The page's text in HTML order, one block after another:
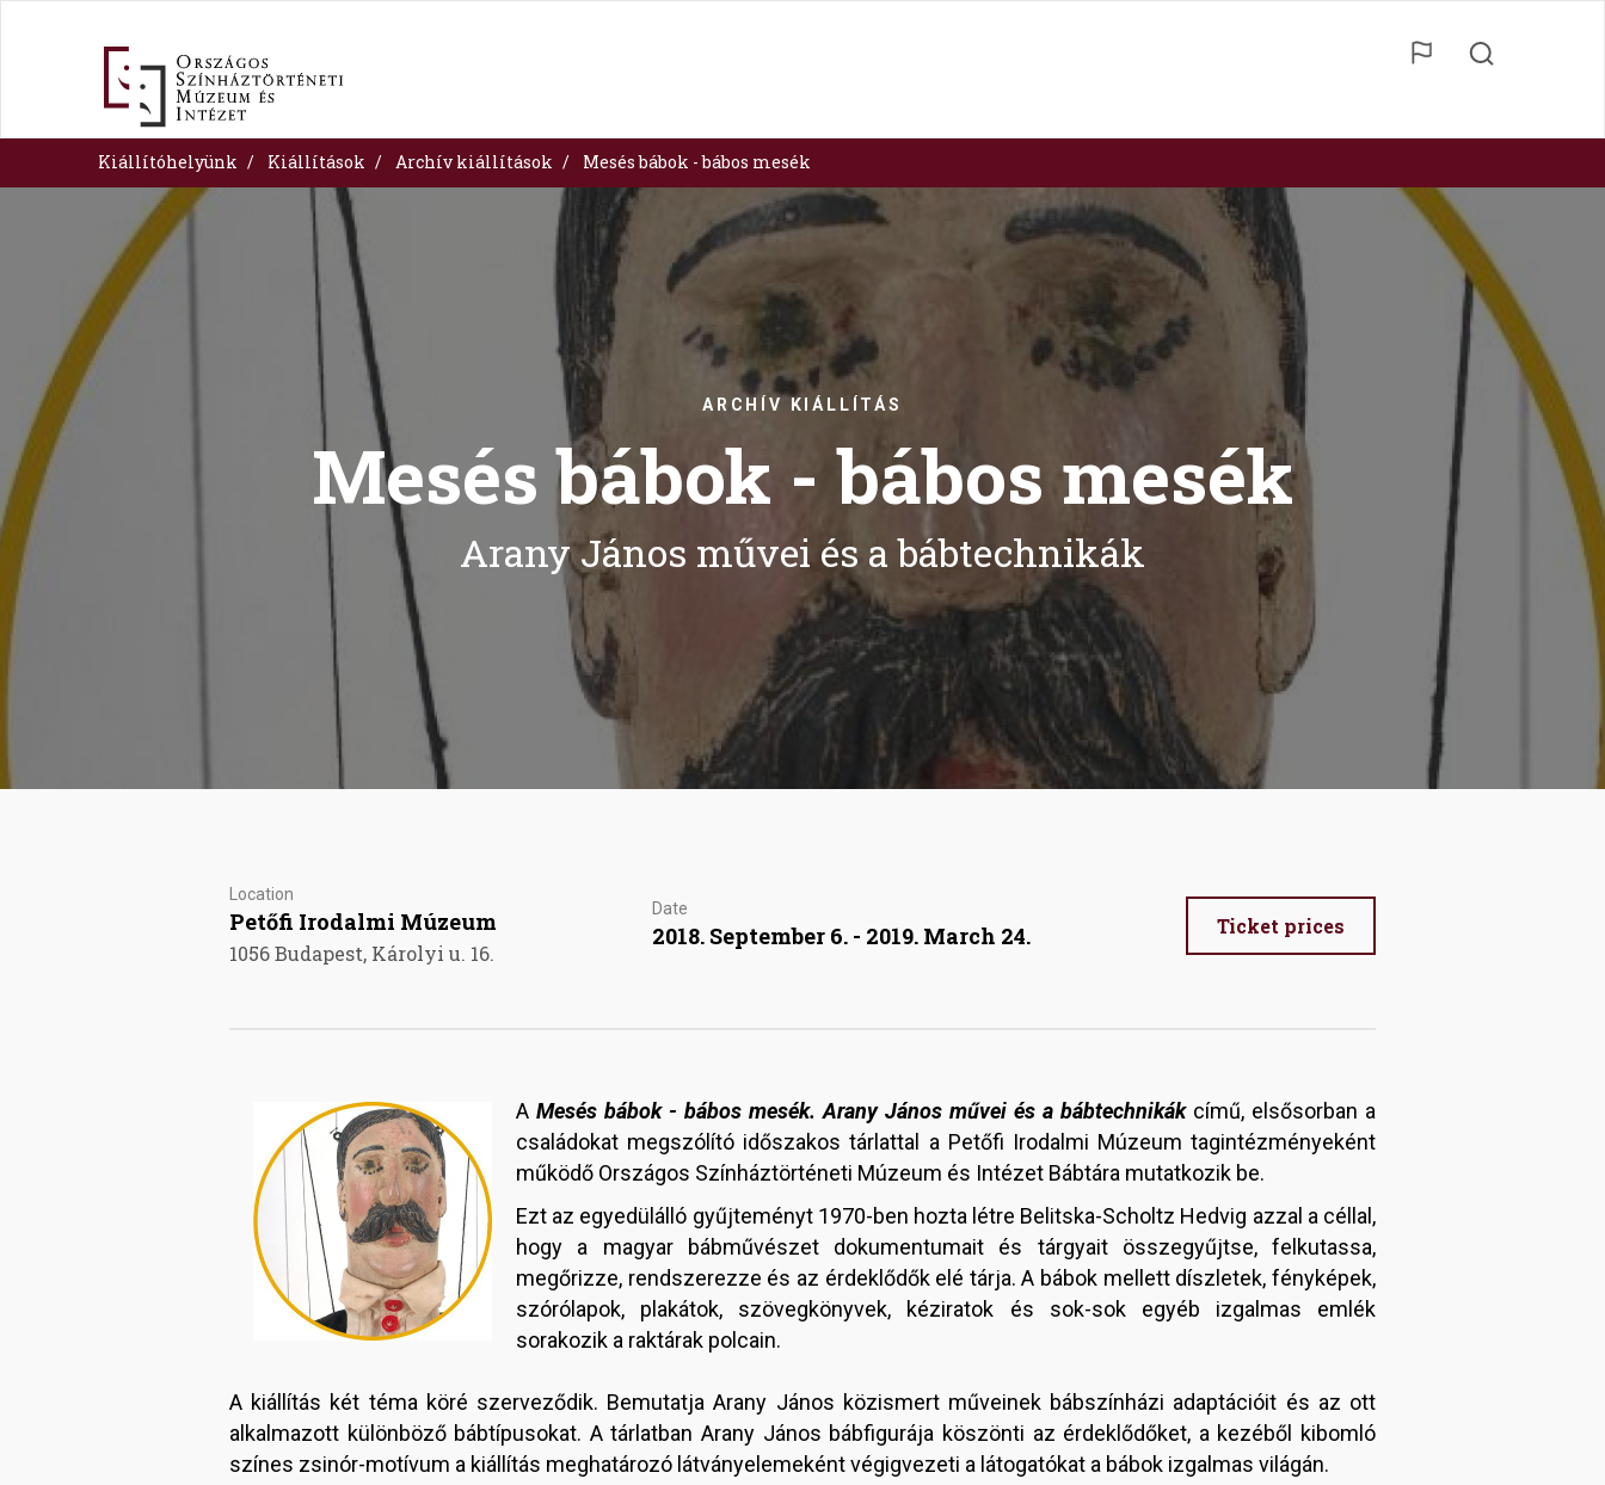
Kiállítóhelyünk Kiállítások Archív kiállítások Mesés bábok - bábos mesék
ARCHÍV KIÁLLÍTÁS
Mesés bábok - bábos mesék
Arany János művei és a bábtechnikák
Location
Petőfi Irodalmi Múzeum
1056 Budapest, Károlyi u. 16.
Date
2018. September 6. - 2019. March 24. Ticket prices
A Mesés bábok - bábos mesék. Arany János művei és a bábtechnikákcímű, elsősorban a
családokat megszólító időszakos tárlattal a Petőfi Irodalmi Múzeum tagintézményeként
működő Országos Színháztörténeti Múzeum és Intézet Bábtára mutatkozik be.
Ezt az egyedülálló gyűjteményt 1970-ben hozta létre Belitska-Scholtz Hedvig azzal a céllal,
hogy a magyar bábművészet dokumentumait és tárgyait összegyűjtse, felkutassa,
megőrizze, rendszerezze és az érdeklődők elé tárja. A bábok mellett díszletek, fényképek,
szórólapok, plakátok, szövegkönyvek, kéziratok és sok-sok egyéb izgalmas emlék
sorakozik a raktárak polcain.
A kiállítás két téma köré szerveződik. Bemutatja Arany János közismert műveinek bábszínházi adaptációit és az ott
alkalmazott különböző bábtípusokat. A tárlatban Arany János bábfigurája köszönti az érdeklődőket, a kezéből kibomló
színes zsinór-motívum a kiállítás meghatározó látványelemeként végigvezeti a látogatókat a bábok izgalmas világán.